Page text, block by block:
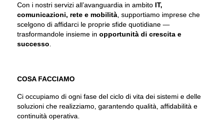
Con i nostri servizi all’avanguardia in ambito IT,
comunicazioni, rete e mobilità , supportiamo imprese che
scelgono di affidarci le proprie sfide quotidiane —
trasformandole insieme in opportunità di crescita e
successo
COSA FACCIAMO
Ci occupiamo di ogni fase del ciclo di vita dei sistemi e delle
soluzioni che realizziamo, garantendo qualità, affidabilità e
continuità operativa.